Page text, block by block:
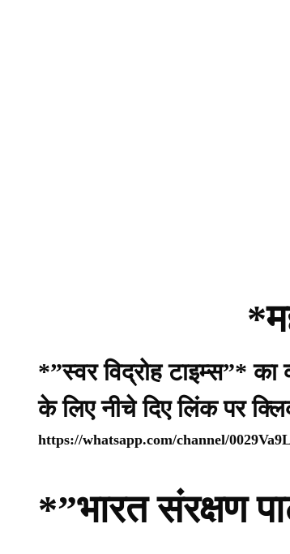
*”स्वर विद्रोह टाइम्स”*
के लिए नीचे दिए लिंक पर
https://whatsapp.com/channel/
*”भारत संरक्षण